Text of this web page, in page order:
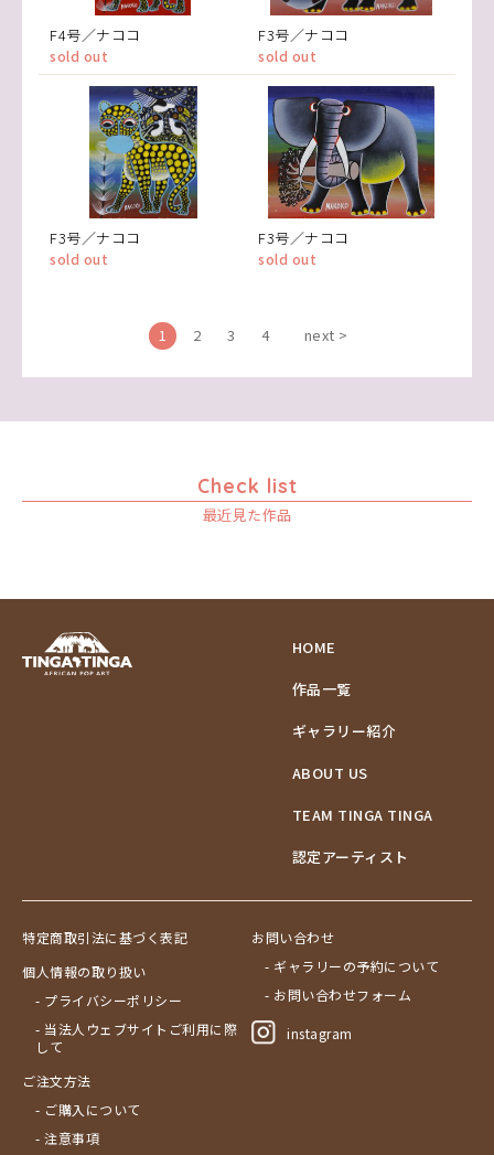
F4号／ナココ
sold out
F3号／ナココ
sold out
F3号／ナココ
sold out
F3号／ナココ
sold out
1 2 3 4 next >
Check list
最近見た作品
HOME
作品一覧
ギャラリー紹介
ABOUT US
TEAM TINGA TINGA
認定アーティスト
特定商取引法に基づく表記
個人情報の取り扱い
- プライバシーポリシー
- 当法人ウェブサイトご利用に際
して
ご注文方法
- ご購入について
- 注意事項
お問い合わせ
- ギャラリーの予約について
- お問い合わせフォーム
instagram